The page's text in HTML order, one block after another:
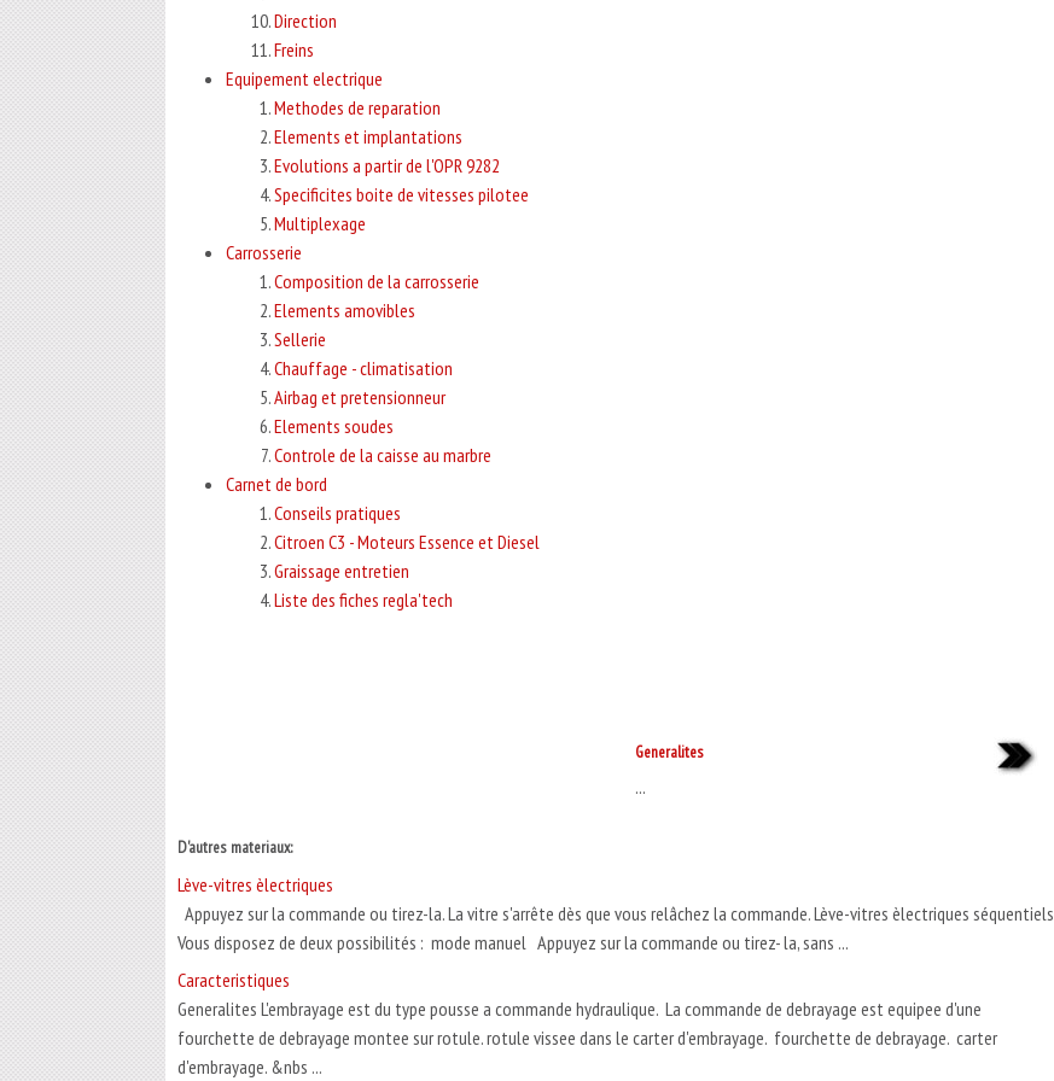
Direction
Freins
Equipement electrique
Methodes de reparation
Elements et implantations
Evolutions a partir de l'OPR 9282
Specificites boite de vitesses pilotee
Multiplexage
Carrosserie
Composition de la carrosserie
Elements amovibles
Sellerie
Chauffage - climatisation
Airbag et pretensionneur
Elements soudes
Controle de la caisse au marbre
Carnet de bord
Conseils pratiques
Citroen C3 - Moteurs Essence et Diesel
Graissage entretien
Liste des fiches regla'tech
Generalites
...
D'autres materiaux:
Lève-vitres èlectriques
Appuyez sur la commande ou tirez-la. La vitre s'arrête dès que vous relâchez la commande. Lève-vitres èlectriques séquentiels
Vous disposez de deux possibilités : mode manuel Appuyez sur la commande ou tirez- la, sans ...
Caracteristiques
Generalites L'embrayage est du type pousse a commande hydraulique. La commande de debrayage est equipee d'une
fourchette de debrayage montee sur rotule. rotule vissee dans le carter d'embrayage. fourchette de debrayage. carter
d'embrayage. &nbs ...